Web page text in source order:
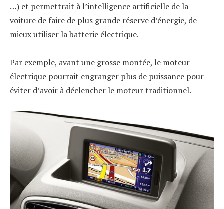
…) et permettrait à l’intelligence artificielle de la
voiture de faire de plus grande réserve d’énergie, de
mieux utiliser la batterie électrique.
Par exemple, avant une grosse montée, le moteur
électrique pourrait engranger plus de puissance pour
éviter d’avoir à déclencher le moteur traditionnel.